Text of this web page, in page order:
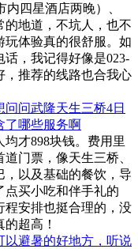
内四星酒店两晚）、
的地道，不坑人，也不
体验真的很舒服。如
，我记得好像是023-
，推荐的线路也合我心
问武隆天生三桥4日
了哪些服务啊
才898块钱。费用里
门票，像天生三桥、
以及基础的餐饮，导
点买小吃和伴手礼的
程安排也挺合理的，没
超高！
以避暑的好地方，听说